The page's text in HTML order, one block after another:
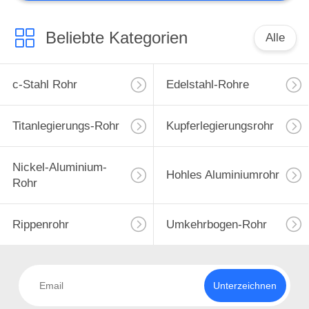
Schrauben- und
Mutterbefestigungen
26
Beliebte Kategorien Alle
c-Stahl Rohr Edelstahl-Rohre
Titanlegierungs-Rohr Kupferlegierungsrohr
Nickel-Aluminium-
Rohr
Hohles Aluminiumrohr
Rippenrohr Umkehrbogen-Rohr
Unterzeichnen